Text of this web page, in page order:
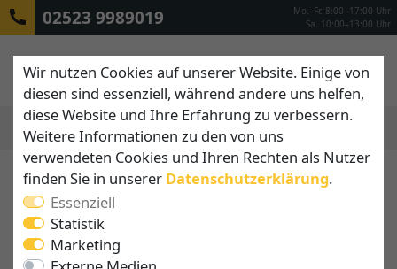
02523 9989019
Mo.–Fr. 8:00 -17:00 Uhr
Sa. 10:00–13:00 Uhr
Wir nutzen Cookies auf unserer Website. Einige von
diesen sind essenziell, während andere uns helfen,
diese Website und Ihre Erfahrung zu verbessern.
Weitere Informationen zu den von uns
verwendeten Cookies und Ihren Rechten als Nutzer
finden Sie in unserer Daten­schutz­erklärung.
Essenziell
Statistik
Marketing